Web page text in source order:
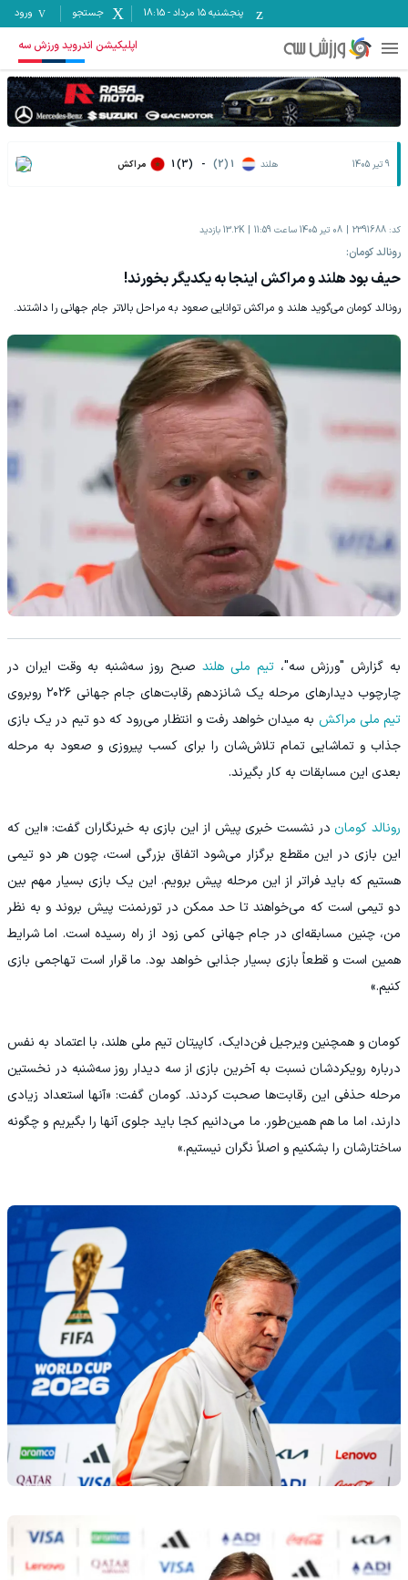
پنجشنبه ۱۵ مرداد -
18:15 جستجو ورود
اپلیکیشن اندروید ورزش سه
9 تیر 1405 هلند 1 (2)
-
1 (3) مراکش
کد: 2391688 08 تیر 1405 ساعت 11:59 13.2K بازدید
رونالد کومان:
حیف بود هلند و مراکش اینجا به یکدیگر بخورند!
رونالد کومان می‌گوید هلند و مراکش توانایی صعود به مراحل بالاتر جام جهانی را داشتند.
به گزارش "ورزش سه"، تیم ملی هلند صبح روز سه‌شنبه به وقت ایران در
چارچوب دیدارهای مرحله یک شانزدهم رقابت‌های جام جهانی ۲۰۲۶ روبروی
تیم ملی مراکش به میدان خواهد رفت و انتظار می‌رود که دو تیم در یک بازی
جذاب و تماشایی تمام تلاش‌شان را برای کسب پیروزی و صعود به مرحله
بعدی این مسابقات به کار بگیرند.
رونالد کوماندر نشست خبری پیش از این بازی به خبرنگاران گفت: «این که
این بازی در این مقطع برگزار می‌شود اتفاق بزرگی است، چون هر دو تیمی
هستیم که باید فراتر از این مرحله پیش برویم. این یک بازی بسیار مهم بین
دو تیمی است که می‌خواهند تا حد ممکن در تورنمنت پیش بروند و به نظر
من، چنین مسابقه‌ای در جام جهانی کمی زود از راه رسیده است. اما شرایط
همین است و قطعاً بازی بسیار جذابی خواهد بود. ما قرار است تهاجمی بازی
کنیم.»
کومان و همچنین ویرجیل فن‌دایک، کاپیتان تیم ملی هلند، با اعتماد به نفس
درباره رویکردشان نسبت به آخرین بازی از سه دیدار روز سه‌شنبه در نخستین
مرحله حذفی این رقابت‌ها صحبت کردند. کومان گفت: «آنها استعداد زیادی
دارند، اما ما هم همین‌طور. ما می‌دانیم کجا باید جلوی آنها را بگیریم و چگونه
ساختارشان را بشکنیم و اصلاً نگران نیستیم.»